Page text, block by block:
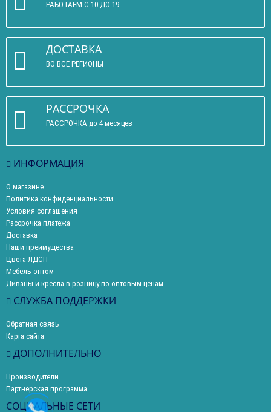
РАБОТАЕМ С 10 ДО 19
ДОСТАВКА
ВО ВСЕ РЕГИОНЫ
РАССРОЧКА
РАССРОЧКА до 4 месяцев
ИНФОРМАЦИЯ
О магазине
Политика конфиденциальности
Условия соглашения
Рассрочка платежа
Доставка
Наши преимущества
Цвета ЛДСП
Мебель оптом
Диваны и кресла в розницу по оптовым ценам
СЛУЖБА ПОДДЕРЖКИ
Обратная связь
Карта сайта
ДОПОЛНИТЕЛЬНО
Производители
Партнерская программа
СОЦИАЛЬНЫЕ СЕТИ